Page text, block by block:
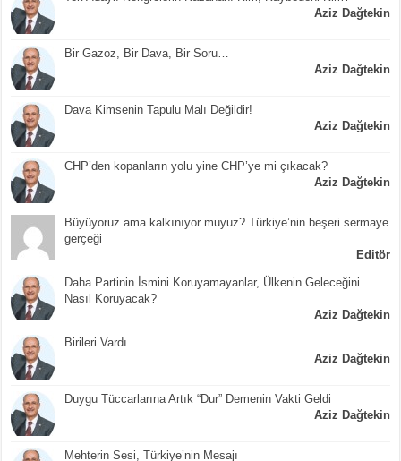
Aziz Dağtekin
Bir Gazoz, Bir Dava, Bir Soru…
Aziz Dağtekin
Dava Kimsenin Tapulu Malı Değildir!
Aziz Dağtekin
CHP’den kopanların yolu yine CHP’ye mi çıkacak?
Aziz Dağtekin
Büyüyoruz ama kalkınıyor muyuz? Türkiye’nin beşeri sermaye
gerçeği
Editör
Daha Partinin İsmini Koruyamayanlar, Ülkenin Geleceğini
Nasıl Koruyacak?
Aziz Dağtekin
Birileri Vardı…
Aziz Dağtekin
Duygu Tüccarlarına Artık “Dur” Demenin Vakti Geldi
Aziz Dağtekin
Mehterin Sesi, Türkiye’nin Mesajı